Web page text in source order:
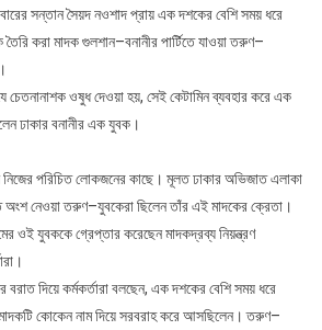
সন্তান সৈয়দ নওশাদ প্রায় এক দশকের বেশি সময় ধরে
করা মাদক গুলশান–বনানীর পার্টিতে যাওয়া তরুণ–
চেতনানাশক ওষুধ দেওয়া হয়, সেই কেটামিন ব্যবহার করে এক
ঢাকার বনানীর এক যুবক।
পরিচিত লোকজনের কাছে। মূলত ঢাকার অভিজাত এলাকা
অংশ নেওয়া তরুণ–যুবকেরা ছিলেন তাঁর এই মাদকের ক্রেতা।
ওই যুবককে গ্রেপ্তার করেছেন মাদকদ্রব্য নিয়ন্ত্রণ
বরাত দিয়ে কর্মকর্তারা বলছেন, এক দশকের বেশি সময় ধরে
মাদকটি কোকেন নাম দিয়ে সরবরাহ করে আসছিলেন। তরুণ–